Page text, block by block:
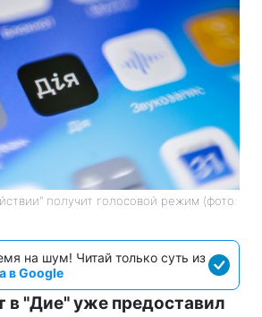
получит голосовой режим (фото:
на шум! Читай только суть из
в Google
в "Дие" уже предоставил